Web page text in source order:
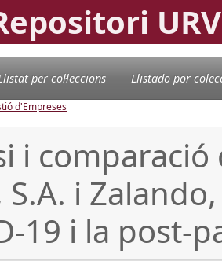
URV
per col·leccions Llistado por
d'Empreses
i
S.A. i
19 i la post-